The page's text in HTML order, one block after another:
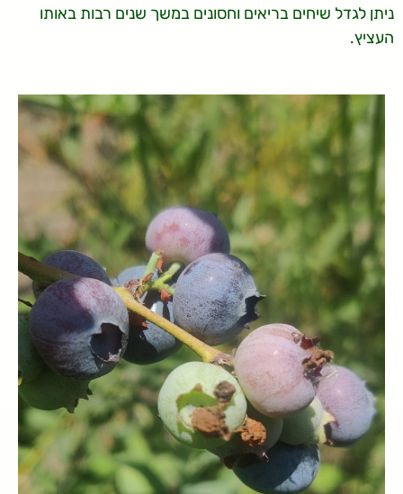
ניתן לגדל שיחים בריאים וחסונים במשך שנים רבות באותו
העציץ.